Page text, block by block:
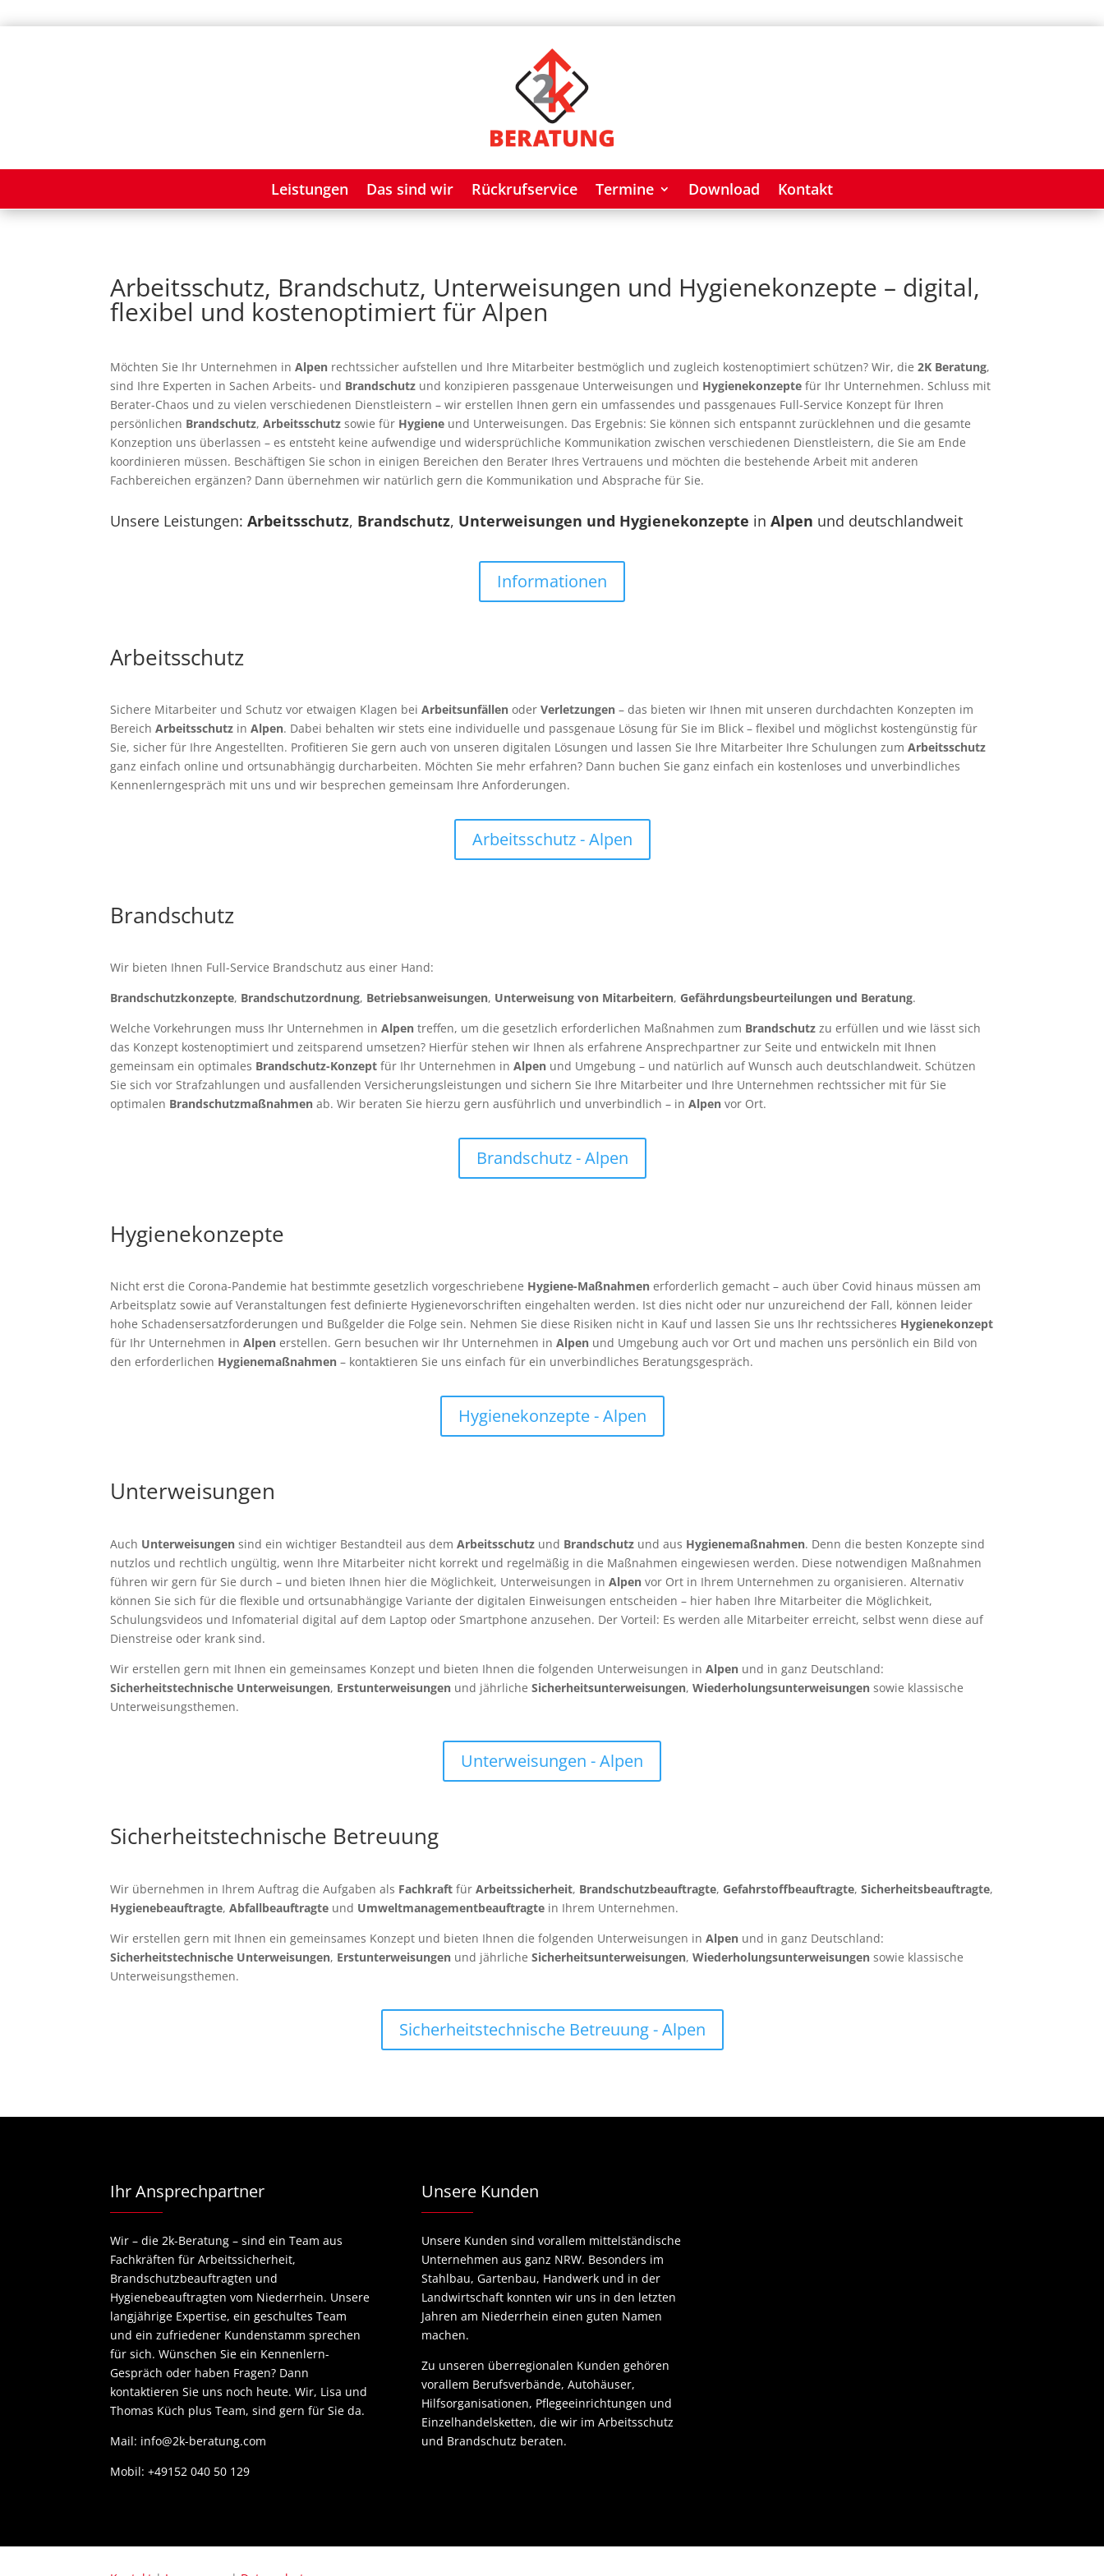
Leistungen Das sind wir Rückrufservice Termine Download Kontakt
Arbeitsschutz, Brandschutz, Unterweisungen und Hygienekonzepte – digital,
flexibel und kostenoptimiert für Alpen
Möchten Sie Ihr Unternehmen inAlpen rechtssicher aufstellen und Ihre Mitarbeiter bestmöglich und zugleich kostenoptimiert schützen? Wir, die2K Beratung,
sind Ihre Experten in Sachen Arbeits- und Brandschutz und konzipieren passgenaue Unterweisungen und Hygienekonzepte für Ihr Unternehmen. Schluss mit
Berater-Chaos und zu vielen verschiedenen Dienstleistern – wir erstellen Ihnen gern ein umfassendes und passgenaues Full-Service Konzept für Ihren
persönlichen Brandschutz,Arbeitsschutz sowie für Hygiene und Unterweisungen. Das Ergebnis: Sie können sich entspannt zurücklehnen und die gesamte
Konzeption uns überlassen – es entsteht keine aufwendige und widersprüchliche Kommunikation zwischen verschiedenen Dienstleistern, die Sie am Ende
koordinieren müssen. Beschäftigen Sie schon in einigen Bereichen den Berater Ihres Vertrauens und möchten die bestehende Arbeit mit anderen
Fachbereichen ergänzen? Dann übernehmen wir natürlich gern die Kommunikation und Absprache für Sie.
Unsere Leistungen:Arbeitsschutz, Brandschutz, Unterweisungen und Hygienekonzepte inAlpen und deutschlandweit
Informationen
Arbeitsschutz
Sichere Mitarbeiter und Schutz vor etwaigen Klagen beiArbeitsunfällen oderVerletzungen – das bieten wir Ihnen mit unseren durchdachten Konzepten im
BereichArbeitsschutz inAlpen. Dabei behalten wir stets eine individuelle und passgenaue Lösung für Sie im Blick – flexibel und möglichst kostengünstig für
Sie, sicher für Ihre Angestellten. Profitieren Sie gern auch von unseren digitalen Lösungen und lassen Sie Ihre Mitarbeiter Ihre Schulungen zumArbeitsschutz
ganz einfach online und ortsunabhängig durcharbeiten. Möchten Sie mehr erfahren? Dann buchen Sie ganz einfach ein kostenloses und unverbindliches
Kennenlerngespräch mit uns und wir besprechen gemeinsam Ihre Anforderungen.
Arbeitsschutz - Alpen
Brandschutz
Wir bieten Ihnen Full-Service Brandschutz aus einer Hand:
Brandschutzkonzepte, Brandschutzordnung, Betriebsanweisungen, Unterweisung von Mitarbeitern, Gefährdungsbeurteilungen und Beratung.
Welche Vorkehrungen muss Ihr Unternehmen inAlpen treffen, um die gesetzlich erforderlichen Maßnahmen zum Brandschutz zu erfüllen und wie lässt sich
das Konzept kostenoptimiert und zeitsparend umsetzen? Hierfür stehen wir Ihnen als erfahrene Ansprechpartner zur Seite und entwickeln mit Ihnen
gemeinsam ein optimales Brandschutz-Konzept für Ihr Unternehmen inAlpen und Umgebung – und natürlich auf Wunsch auch deutschlandweit. Schützen
Sie sich vor Strafzahlungen und ausfallenden Versicherungsleistungen und sichern Sie Ihre Mitarbeiter und Ihre Unternehmen rechtssicher mit für Sie
optimalen Brandschutzmaßnahmen ab. Wir beraten Sie hierzu gern ausführlich und unverbindlich – inAlpen vor Ort.
Brandschutz - Alpen
Hygienekonzepte
Nicht erst die Corona-Pandemie hat bestimmte gesetzlich vorgeschriebene Hygiene-Maßnahmen erforderlich gemacht – auch über Covid hinaus müssen am
Arbeitsplatz sowie auf Veranstaltungen fest definierte Hygienevorschriften eingehalten werden. Ist dies nicht oder nur unzureichend der Fall, können leider
hohe Schadensersatzforderungen und Bußgelder die Folge sein. Nehmen Sie diese Risiken nicht in Kauf und lassen Sie uns Ihr rechtssicheres Hygienekonzept
für Ihr Unternehmen inAlpen erstellen. Gern besuchen wir Ihr Unternehmen inAlpen und Umgebung auch vor Ort und machen uns persönlich ein Bild von
den erforderlichen Hygienemaßnahmen – kontaktieren Sie uns einfach für ein unverbindliches Beratungsgespräch.
Hygienekonzepte - Alpen
Unterweisungen
Auch Unterweisungen sind ein wichtiger Bestandteil aus demArbeitsschutz und Brandschutz und aus Hygienemaßnahmen. Denn die besten Konzepte sind
nutzlos und rechtlich ungültig, wenn Ihre Mitarbeiter nicht korrekt und regelmäßig in die Maßnahmen eingewiesen werden. Diese notwendigen Maßnahmen
führen wir gern für Sie durch – und bieten Ihnen hier die Möglichkeit, Unterweisungen inAlpen vor Ort in Ihrem Unternehmen zu organisieren. Alternativ
können Sie sich für die flexible und ortsunabhängige Variante der digitalen Einweisungen entscheiden – hier haben Ihre Mitarbeiter die Möglichkeit,
Schulungsvideos und Infomaterial digital auf dem Laptop oder Smartphone anzusehen. Der Vorteil: Es werden alle Mitarbeiter erreicht, selbst wenn diese auf
Dienstreise oder krank sind.
Wir erstellen gern mit Ihnen ein gemeinsames Konzept und bieten Ihnen die folgenden Unterweisungen inAlpen und in ganz Deutschland:
Sicherheitstechnische Unterweisungen, Erstunterweisungen und jährlicheSicherheitsunterweisungen,Wiederholungsunterweisungen sowie klassische
Unterweisungsthemen.
Unterweisungen - Alpen
Sicherheitstechnische Betreuung
Wir übernehmen in Ihrem Auftrag die Aufgaben als Fachkraft fürArbeitssicherheit, Brandschutzbeauftragte, Gefahrstoffbeauftragte,Sicherheitsbeauftragte,
Hygienebeauftragte,Abfallbeauftragte und Umweltmanagementbeauftragte in Ihrem Unternehmen.
Wir erstellen gern mit Ihnen ein gemeinsames Konzept und bieten Ihnen die folgenden Unterweisungen inAlpen und in ganz Deutschland:
Sicherheitstechnische Unterweisungen, Erstunterweisungen und jährlicheSicherheitsunterweisungen,Wiederholungsunterweisungen sowie klassische
Unterweisungsthemen.
Sicherheitstechnische Betreuung - Alpen
Ihr Ansprechpartner
Wir – die 2k-Beratung – sind ein Team aus
Fachkräften für Arbeitssicherheit,
Brandschutzbeauftragten und
Hygienebeauftragten vom Niederrhein. Unsere
langjährige Expertise, ein geschultes Team
und ein zufriedener Kundenstamm sprechen
für sich. Wünschen Sie ein Kennenlern-
Gespräch oder haben Fragen? Dann
kontaktieren Sie uns noch heute. Wir, Lisa und
Thomas Küch plus Team, sind gern für Sie da.
Mail: info@2k-beratung.com
Mobil: +49152 040 50 129
Unsere Kunden
Unsere Kunden sind vorallem mittelständische
Unternehmen aus ganz NRW. Besonders im
Stahlbau, Gartenbau, Handwerk und in der
Landwirtschaft konnten wir uns in den letzten
Jahren am Niederrhein einen guten Namen
machen.
Zu unseren überregionalen Kunden gehören
vorallem Berufsverbände, Autohäuser,
Hilfsorganisationen, Pflegeeinrichtungen und
Einzelhandelsketten, die wir im Arbeitsschutz
und Brandschutz beraten.